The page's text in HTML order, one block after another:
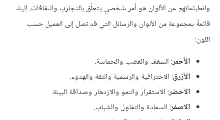
وانطباعاتهم عن الألوان هو أمر شخصي يتعلّق بالتجارب والثقافات. إليك
قائمةً بمجموعة من الألوان والرسائل التي قد تصل إلى العميل حسب
اللون:
الأحمر: الشغف والغضب والحماسة.
الأزرق: الاحترافية والرسمية والثقة والهدوء.
الأخضر: الاستقرار والنمو والازدهار وصداقة البيئة.
الأصفر: السعادة والتفاؤل والشباب.